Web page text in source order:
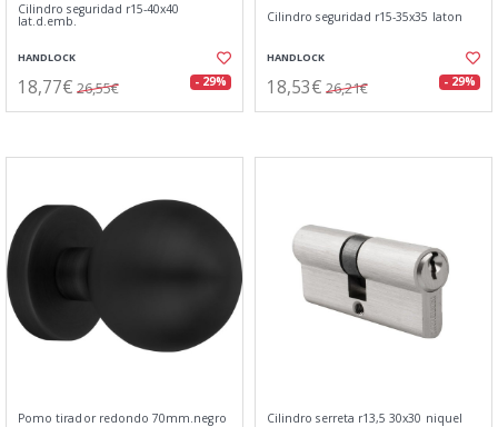
Cilindro seguridad r15-40x40
lat.d.emb.
HANDLOCK
18,77€ 26,55€ - 29%
Cilindro seguridad r15-35x35 laton
HANDLOCK
18,53€ 26,21€ - 29%
Pomo tirador redondo 70mm.negro Cilindro serreta r13,5 30x30 niquel